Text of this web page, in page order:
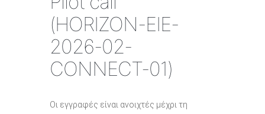
(HORIZON-EIE-
2026-02-
CONNECT-01)
Oι εγγραφές είναι ανοιχτές μέχρι τη